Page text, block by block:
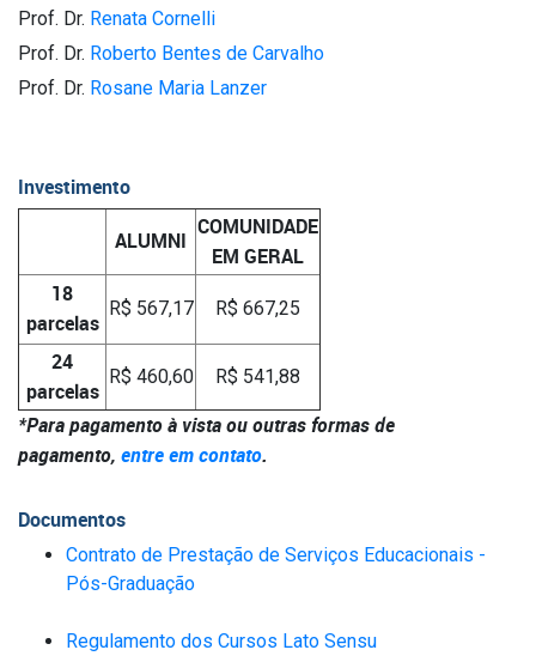
Prof. Dr. Renata Cornelli
Prof. Dr. Roberto Bentes de Carvalho
Prof. Dr. Rosane Maria Lanzer
Investimento
ALUMNI
COMUNIDADE
EM GERAL
18
parcelas
R$ 567,17 R$ 667,25
24
parcelas
R$ 460,60 R$ 541,88
*Para pagamento à vista ou outras formas de
pagamento, entre em contato.
Documentos
Contrato de Prestação de Serviços Educacionais -
Pós-Graduação
Regulamento dos Cursos Lato Sensu